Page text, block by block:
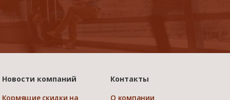
Новости компаний
Кормящие скидки на
Контакты
О компании